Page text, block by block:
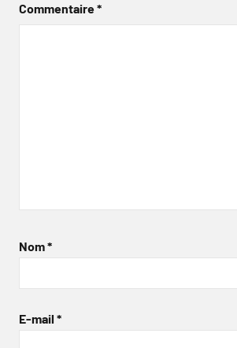
Commentaire*
Nom*
E-mail *